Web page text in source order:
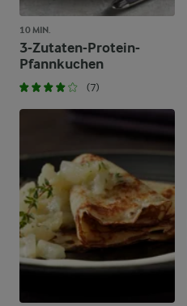
10 MIN.
3-Zutaten-Protein-
Pfannkuchen
(7)